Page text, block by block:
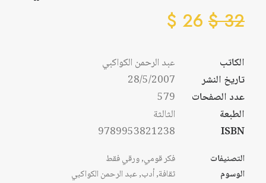
32
$
26
$
الكاتب
عبد الرحمن الكواكبي
تاريخ النشر
28/5/2007
عدد الصفحات
579
الطبعة
الثالثة
ISBN
9789953821238
التصنيفات فكر قومي,ورقي فقط
الوسوم
ثقافة,أدب,عبد الرحمن الكواكبي